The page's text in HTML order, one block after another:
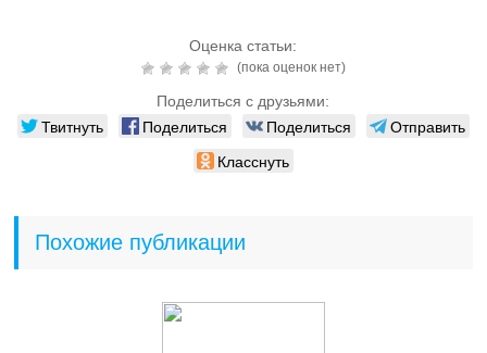
Оценка статьи:
(пока оценок нет)
Поделиться с друзьями:
Твитнуть Поделиться Поделиться
Отправить
Класснуть
Похожие публикации